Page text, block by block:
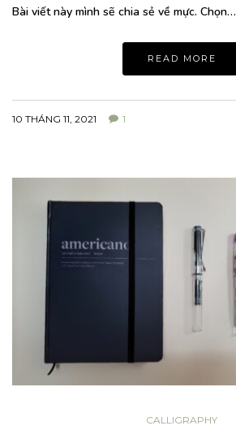
Bài viết này mình sẽ chia sẻ về mực. Chọn…
READ MORE
10 THÁNG 11, 2021 1
CALLIGRAPHY